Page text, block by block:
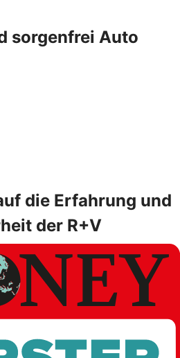
sorgenfrei Auto
die Erfahrung und
der R+V